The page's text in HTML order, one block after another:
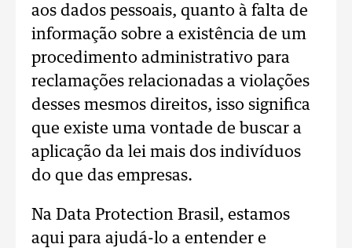
aos dados pessoais, quanto à falta de
informação sobre a existência de um
procedimento administrativo para
reclamações relacionadas a violações
desses mesmos direitos, isso significa
que existe uma vontade de buscar a
aplicação da lei mais dos indivíduos
do que das empresas.
Na Data Protection Brasil, estamos
aqui para ajudá-lo a entender e